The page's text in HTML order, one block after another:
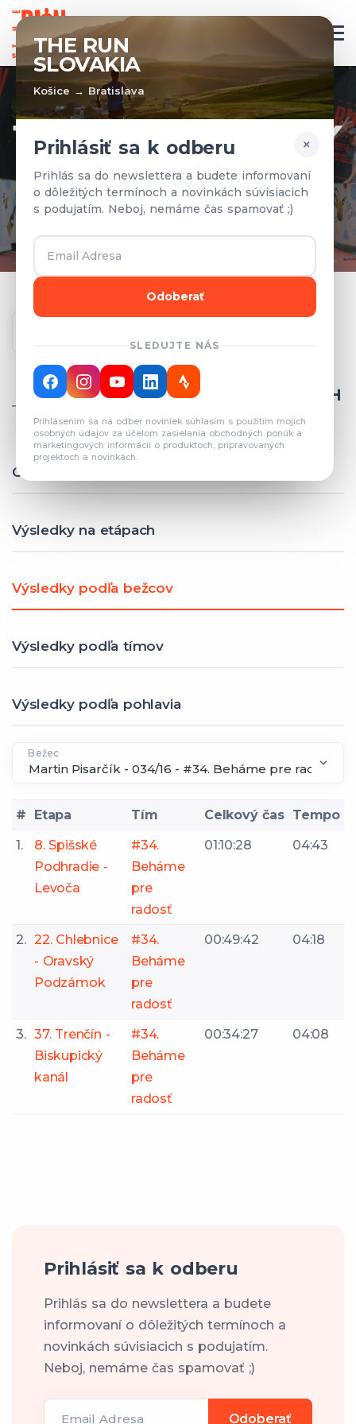
THE RUN
SLOVAKIA
Košice → Bratislava
×
Prihlásiť sa k odberu
Prihlás sa do newslettera a budete informovaní
o dôležitých termínoch a novinkách súvisiacich
s podujatím. Neboj, nemáme čas spamovať ;)
Odoberať
SLEDUJTE NÁS
Prihlásením sa na odber noviniek súhlasím s použitím mojich
osobných údajov za účelom zasielania obchodných ponúk a
marketingových informácií o produktoch, pripravovaných
projektoch a novinkách.
TÍMY A VÝSLEDKY
Prihlásené tímy a výsledky z
predchádzajúcich rokov.
CELKOVÝ POČET REGISTROVANÝCH
TÍMOV: 82
Celkové výsledky
Výsledky na etápach
Výsledky podľa bežcov
Výsledky podľa tímov
Výsledky podľa pohlavia
Bežec
# Etapa Tím Celkový čas Tempo
1.
8. Spišské
Podhradie -
Levoča
#34.
Beháme
pre
radosť
01:10:28 04:43
2. 22. Chlebnice
- Oravský
Podzámok
#34.
Beháme
pre
radosť
00:49:42 04:18
3. 37. Trenčín -
Biskupický
kanál
#34.
Beháme
pre
radosť
00:34:27 04:08
Prihlásiť sa k odberu
Prihlás sa do newslettera a budete
informovaní o dôležitých termínoch a
novinkách súvisiacich s podujatím.
Neboj, nemáme čas spamovať ;)
Email Adresa Odoberať